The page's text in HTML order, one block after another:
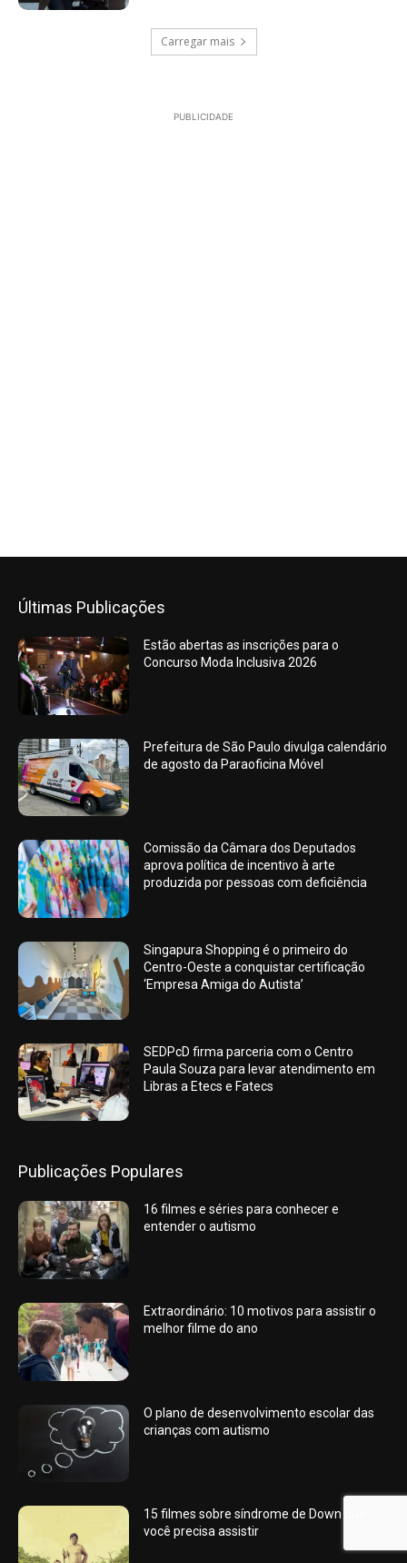
Carregar mais
PUBLICIDADE
Últimas Publicações
Estão abertas as inscrições para o
Concurso Moda Inclusiva 2026
Prefeitura de São Paulo divulga calendário
de agosto da Paraoficina Móvel
Comissão da Câmara dos Deputados
aprova política de incentivo à arte
produzida por pessoas com deficiência
Singapura Shopping é o primeiro do
Centro-Oeste a conquistar certificação
‘Empresa Amiga do Autista’
SEDPcD firma parceria com o Centro
Paula Souza para levar atendimento em
Libras a Etecs e Fatecs
Publicações Populares
16 filmes e séries para conhecer e
entender o autismo
Extraordinário: 10 motivos para assistir o
melhor filme do ano
O plano de desenvolvimento escolar das
crianças com autismo
15 filmes sobre síndrome de Down que
você precisa assistir